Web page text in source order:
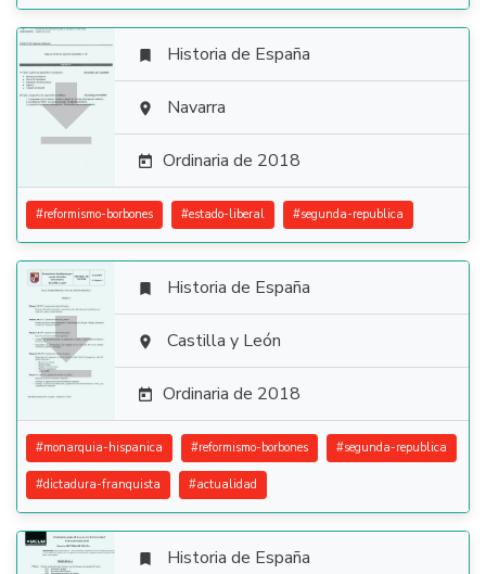

 Historia de España
 Navarra
 Ordinaria de 2018
#reformismo-borbones #estado-liberal #segunda-republica

 Historia de España
 Castilla y León
 Ordinaria de 2018
#monarquia-hispanica #reformismo-borbones #segunda-republica
#dictadura-franquista #actualidad
 Historia de España